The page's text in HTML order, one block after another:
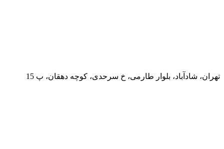
تهران، شادآباد، بلوار طارمی، خ سرحدی، کوچه دهقان، پ 15